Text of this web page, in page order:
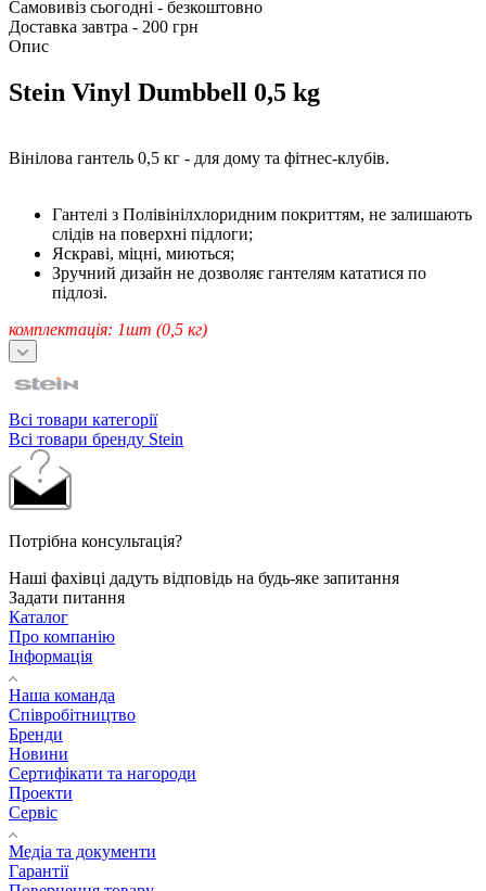
Самовивіз сьогодні - безкоштовно
Доставка завтра - 200 грн
Опис
Stein Vinyl Dumbbell 0,5 kg
Вінілова гантель 0,5 кг - для дому та фітнес-клубів.
Гантелі з Полівінілхлоридним покриттям, не залишають
слідів на поверхні підлоги;
Яскраві, міцні, миються;
Зручний дизайн не дозволяє гантелям кататися по
підлозі.
комплектація: 1шт (0,5 кг)
Всі товари категорії
Всі товари бренду Stein
Потрібна консультація?
Наші фахівці дадуть відповідь на будь-яке запитання
Задати питання
Каталог
Про компанію
Інформація
Наша команда
Співробітництво
Бренди
Новини
Сертифікати та нагороди
Проекти
Сервіс
Медіа та документи
Гарантії